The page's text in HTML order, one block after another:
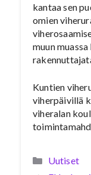
kantaa sen
omien
muun
Kuntien
viherpäivillä
viheralan
Kategoriat
Uutiset